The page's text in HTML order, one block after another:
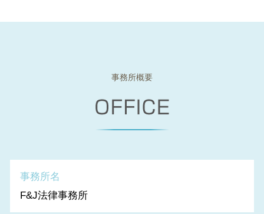
事務所概要
事務所名
F&J法律事務所